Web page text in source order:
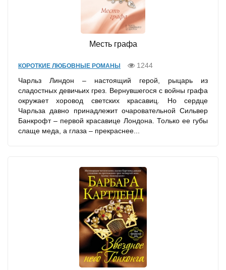
Месть графа
КОРОТКИЕ ЛЮБОВНЫЕ РОМАНЫ
1244
Чарльз Линдон – настоящий герой, рыцарь из
сладостных девичьих грез. Вернувшегося с войны графа
окружает хоровод светских красавиц. Но сердце
Чарльза давно принадлежит очаровательной Сильвер
Банкрофт – первой красавице Лондона. Только ее губы
слаще меда, а глаза – прекраснее...